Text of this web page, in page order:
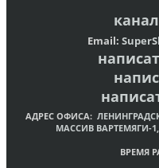
Email:
АДРЕС ОФИСА:
МАССИВ ВАРТЕМЯГИ-
ВРЕМЯ